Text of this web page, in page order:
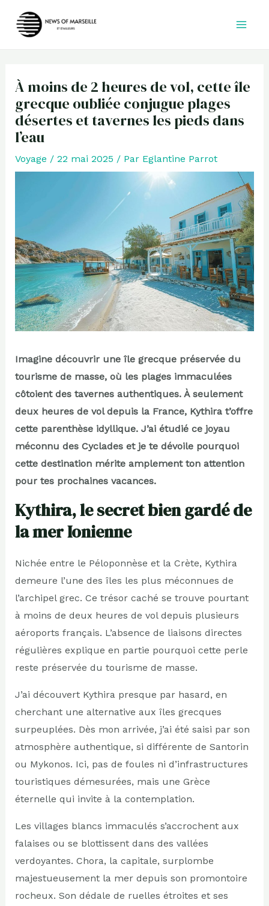
À moins de 2 heures de vol, cette île
grecque oubliée conjugue plages
désertes et tavernes les pieds dans
l’eau
Voyage / 22 mai 2025 / Par Eglantine Parrot
Imagine découvrir une île grecque préservée du
tourisme de masse, où les plages immaculées
côtoient des tavernes authentiques. À seulement
deux heures de vol depuis la France, Kythira t’offre
cette parenthèse idyllique. J’ai étudié ce joyau
méconnu des Cyclades et je te dévoile pourquoi
cette destination mérite amplement ton attention
pour tes prochaines vacances.
Kythira, le secret bien gardé de
la mer Ionienne
Nichée entre le Péloponnèse et la Crète, Kythira
demeure l’une des îles les plus méconnues de
l’archipel grec. Ce trésor caché se trouve pourtant
à moins de deux heures de vol depuis plusieurs
aéroports français. L’absence de liaisons directes
régulières explique en partie pourquoi cette perle
reste préservée du tourisme de masse.
J’ai découvert Kythira presque par hasard, en
cherchant une alternative aux îles grecques
surpeuplées. Dès mon arrivée, j’ai été saisi par son
atmosphère authentique, si différente de Santorin
ou Mykonos. Ici, pas de foules ni d’infrastructures
touristiques démesurées, mais une Grèce
éternelle qui invite à la contemplation.
Les villages blancs immaculés s’accrochent aux
falaises ou se blottissent dans des vallées
verdoyantes. Chora, la capitale, surplombe
majestueusement la mer depuis son promontoire
rocheux. Son dédale de ruelles étroites et ses